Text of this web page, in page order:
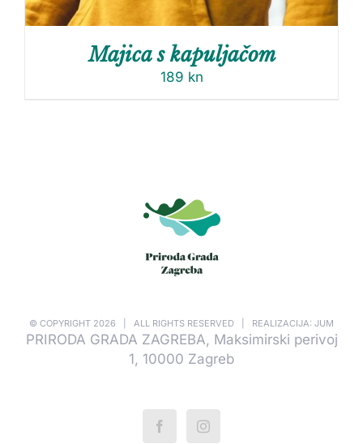
Majica s kapuljačom
189 kn
© COPYRIGHT 2026 | ALL RIGHTS RESERVED | REALIZACIJA: JUM
PRIRODA GRADA ZAGREBA, Maksimirski perivoj
1, 10000 Zagreb